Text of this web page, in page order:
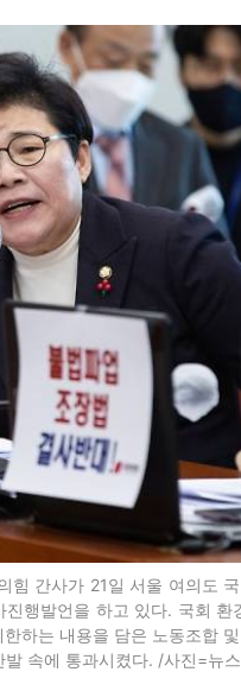
힘 간사가 21일 서울 여의도
행발언을 하고 있다. 국회
하는 내용을 담은 노동조합
속에 통과시켰다. /사진=뉴스